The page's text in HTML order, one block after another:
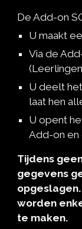
De Add-on
U maakt
Via de
U deelt
laat hen
U opent
Add-on
Tijdens
gegevens
worden
te maken.